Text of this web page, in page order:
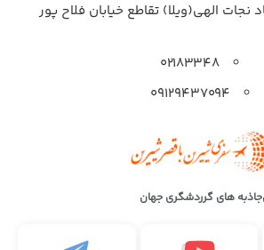
نجات الهی(ویلا) تقاطع خیابان فلاح پور
۰۲۱۸۳۳۴۸
۰۹۱۲۹۴۳۷۰۹۴
جاذبه های گرردشگری جهان